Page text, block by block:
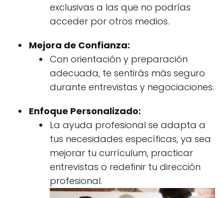
exclusivas a las que no podrías
acceder por otros medios.
Mejora de Confianza:
Con orientación y preparación
adecuada, te sentirás más seguro
durante entrevistas y negociaciones.
Enfoque Personalizado:
La ayuda profesional se adapta a
tus necesidades específicas, ya sea
mejorar tu currículum, practicar
entrevistas o redefinir tu dirección
profesional.